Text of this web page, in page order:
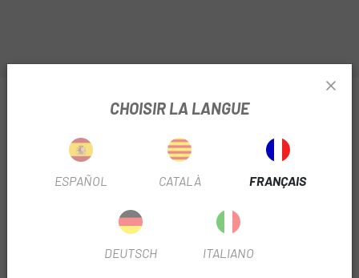
INFORMATION SUR GALFER STANDARD FD282
FICHE PRODUIT
CHOISIR LA LANGUE
ESPAÑOL CATALÀ FRANÇAIS
DEUTSCH ITALIANO